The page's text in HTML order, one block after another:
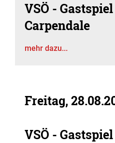
VSÖ -
Carpendale
mehr dazu...
Freitag,
VSÖ -